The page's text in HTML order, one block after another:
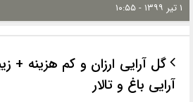
۱ تیر ۱۳۹۹ - ۱۰:۵۵
گل آرایی ارزان و کم هزینه +
آرایی باغ و تالار